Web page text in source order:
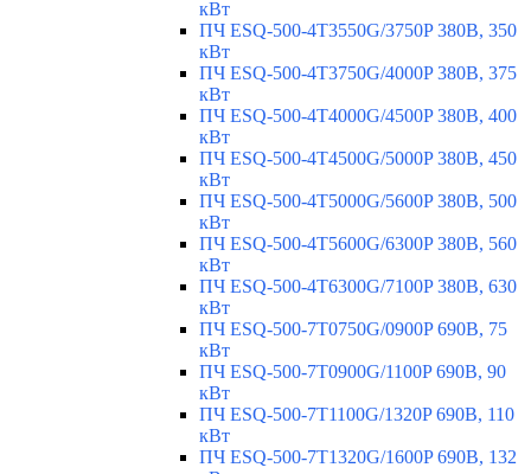
кВт
ПЧ ESQ-500-4T3550G/3750P 380В, 350
кВт
ПЧ ESQ-500-4T3750G/4000P 380В, 375
кВт
ПЧ ESQ-500-4T4000G/4500P 380В, 400
кВт
ПЧ ESQ-500-4T4500G/5000P 380В, 450
кВт
ПЧ ESQ-500-4T5000G/5600P 380В, 500
кВт
ПЧ ESQ-500-4T5600G/6300P 380В, 560
кВт
ПЧ ESQ-500-4T6300G/7100P 380В, 630
кВт
ПЧ ESQ-500-7T0750G/0900P 690В, 75
кВт
ПЧ ESQ-500-7T0900G/1100P 690В, 90
кВт
ПЧ ESQ-500-7T1100G/1320P 690В, 110
кВт
ПЧ ESQ-500-7T1320G/1600P 690В, 132